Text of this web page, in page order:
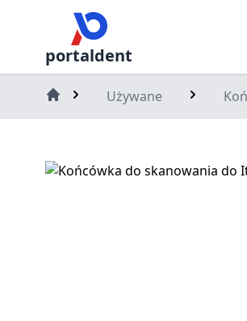
portaldent
Używane